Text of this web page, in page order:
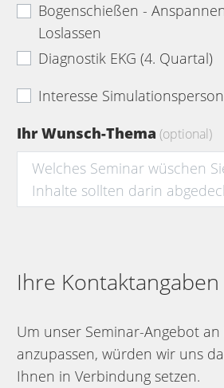
Bogenschießen -
Loslassen
Diagnostik EKG (4. Quartal)
Interesse Simulationsperson
Ihr Wunsch-Thema (optional)
Ihre Kontaktangaben
Um unser Seminar-Angebot
anzupassen, würden wir uns
Ihnen in Verbindung setzen.